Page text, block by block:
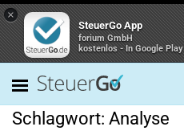
×
SteuerGo App
forium GmbH
kostenlos - In Google Play
Schlagwort: Analyse